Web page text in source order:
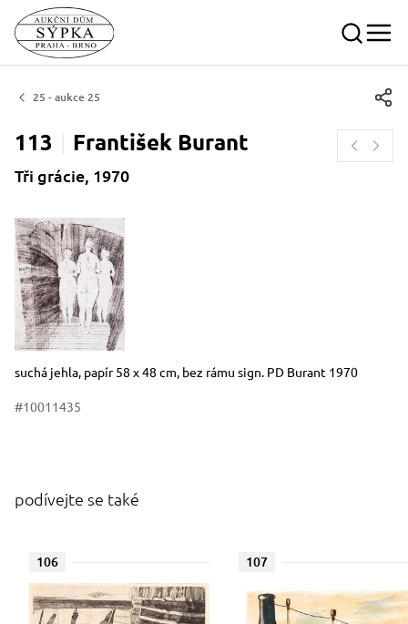
25 - aukce 25
113 František Burant
Tři grácie, 1970
Rozměry
Stručný popis předmětu
suchá jehla, papír 58 x 48 cm, bez rámu sign. PD Burant 1970
#10011435
podívejte se také
106 107